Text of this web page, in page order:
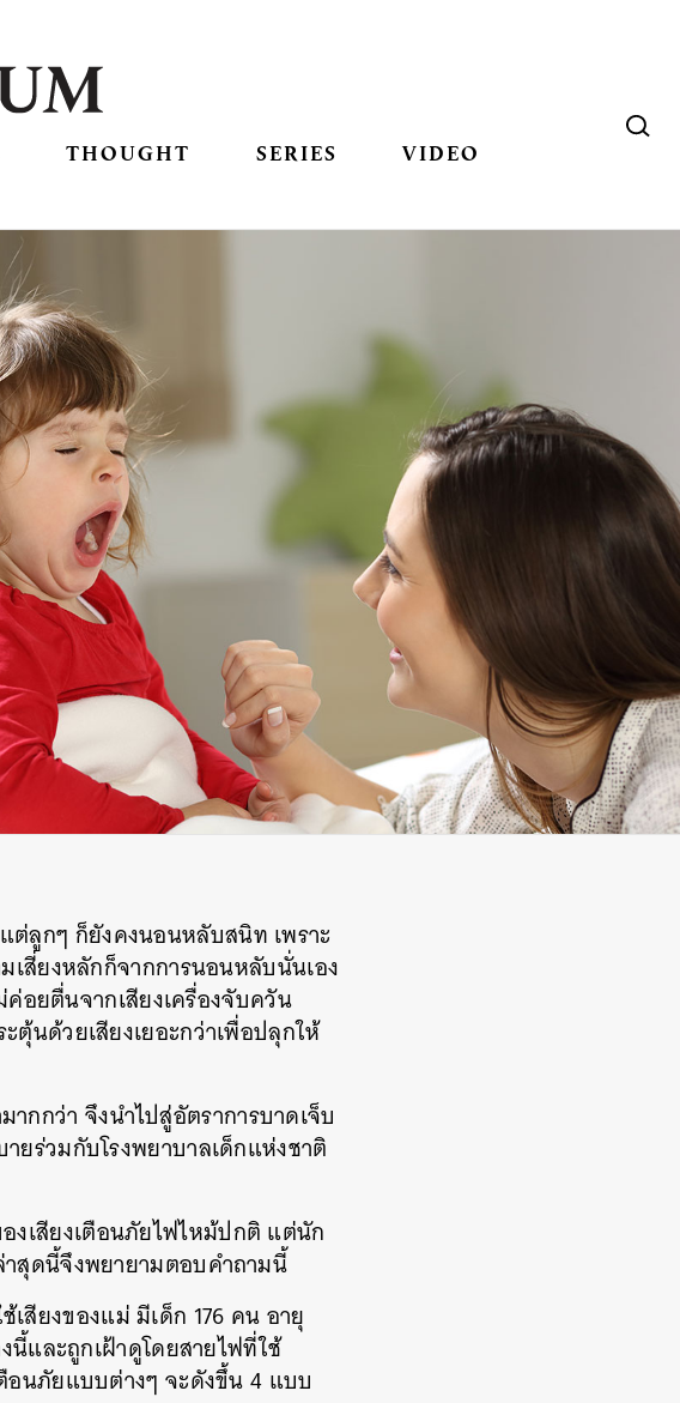
THOUGHT SERIES VIDEO
ลูกๆ ก็ยังคงนอนหลับสนิท เพราะ
เสี่ยงหลักก็จากการนอนหลับนั่นเอง
ค่อยตื่นจากเสียงเครื่องจับควัน
นด้วยเสียงเยอะกว่าเพื่อปลุกให้
กกว่า จึงนำไปสู่อัตราการบาดเจ็บ
ยร่วมกับโรงพยาบาลเด็กแห่งชาติ
งเสียงเตือนภัยไฟไหม้ปกติ แต่นัก
าสุดนี้จึงพยายามตอบคำถามนี้
สียงของแม่ มีเด็ก 176 คน อายุ
นี้และถูกเฝ้าดูโดยสายไฟที่ใช้
อนภัยแบบต่างๆ จะดังขึ้น 4 แบบ